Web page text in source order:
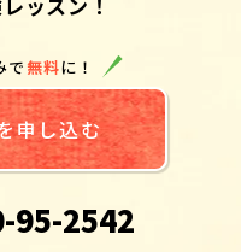
で無料に！
申し込む
95-2542